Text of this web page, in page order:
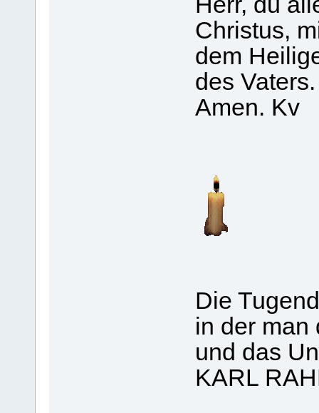
Christus,
dem
des Vaters.
Amen. Kv
Die
in der man
und das
KARL